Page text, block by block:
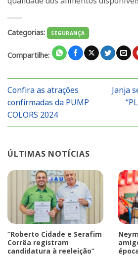
Categorias: SEGURANÇA
Compartilhe:
Confira as atrações
confirmadas da PUMP
COLORS 2024
Janja
ÚLTIMAS NOTÍCIAS
“Roberto Cidade e Serafim
Corrêa registram
candidatura à reeleição”